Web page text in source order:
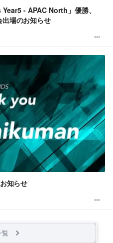
- APAC North」優勝、
場のお知らせ
知らせ
覧